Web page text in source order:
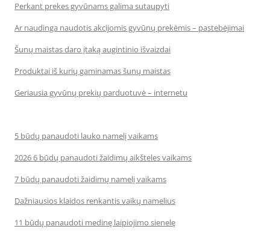
Perkant prekes gyvūnams galima sutaupyti
Ar naudinga naudotis akcijomis gyvūnų prekėmis – pastebėjimai
Šunų maistas daro įtaką augintinio išvaizdai
Produktai iš kurių gaminamas šunų maistas
Geriausia gyvūnų prekių parduotuvė – internetu
5 būdų panaudoti lauko namelį vaikams
2026 6 būdų panaudoti žaidimų aikšteles vaikams
7 būdų panaudoti žaidimų namelį vaikams
Dažniausios klaidos renkantis vaikų namelius
11 būdų panaudoti medinę laipiojimo sienelę